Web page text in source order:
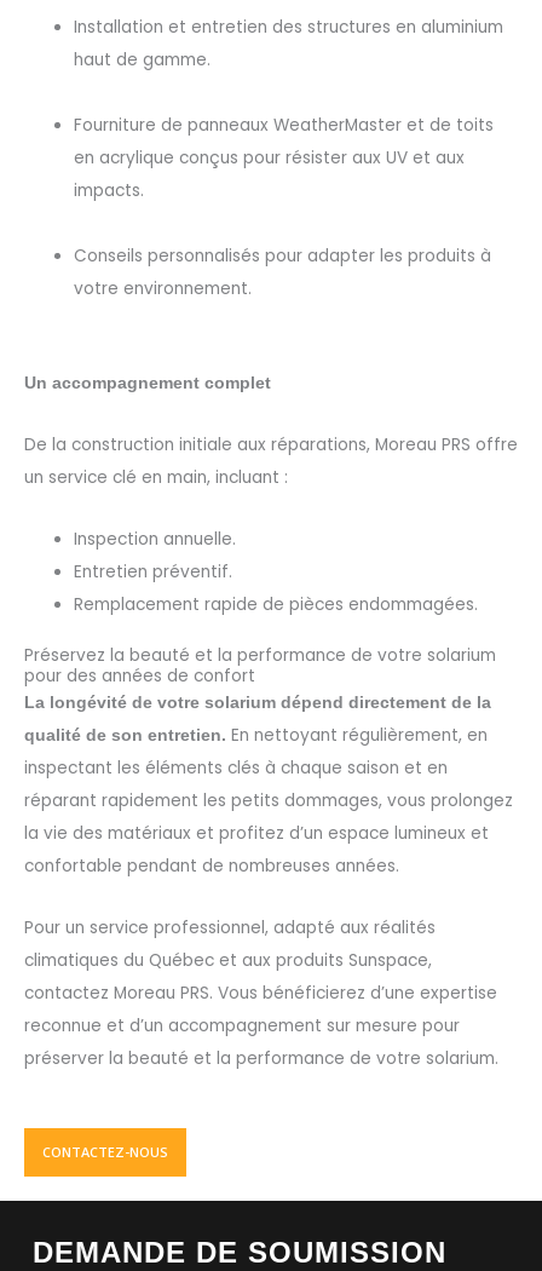
Installation et entretien des structures en aluminium
haut de gamme.
Fourniture de panneauxWeatherMaster et de toits
en acrylique conçus pour résister aux UV et aux
impacts.
Conseils personnalisés pour adapter les produits à
votre environnement.
Un accompagnement complet
De la construction initiale aux réparations, Moreau PRS offre
un service clé en main, incluant :
Inspection annuelle.
Entretien préventif.
Remplacement rapide de pièces endommagées.
Préservez la beauté et la performance de votre solarium
pour des années de confort
La longévité de votre solarium dépend directement de la
qualité de son entretien. En nettoyant régulièrement, en
inspectant les éléments clés à chaque saison et en
réparant rapidement les petits dommages, vous prolongez
la vie des matériaux et profitez d’un espace lumineux et
confortable pendant de nombreuses années.
Pour un service professionnel, adapté aux réalités
climatiques du Québec et aux produits Sunspace,
contactez Moreau PRS. Vous bénéficierez d’une expertise
reconnue et d’un accompagnement sur mesure pour
préserver la beauté et la performance de votre solarium.
CONTACTEZ-NOUS
DEMANDE DE SOUMISSION